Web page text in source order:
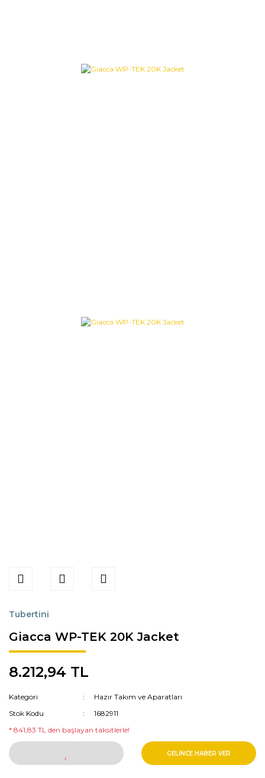
Tubertini
Giacca WP-TEK 20K Jacket
8.212,94 TL
Kategori
Hazır Takım ve Aparatları
Stok Kodu
1682911
* 841,83 TL den başlayan taksitlerle!
GELİNCE HABER VER